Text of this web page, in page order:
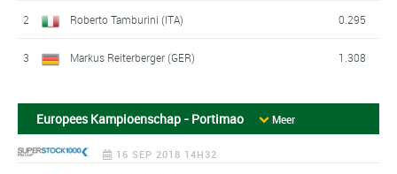
2 Roberto Tamburini (ITA) 0.295
3 Markus Reiterberger (GER) 1.308
Europees Kampioenschap - Portimao Meer
16 SEP 2018 14H32